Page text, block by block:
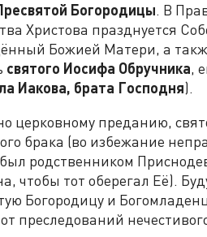
Богородицы. В
Христова празднуется
Божией Матери, а
святого Иосифа Обручника,
Иакова, брата Господня).
церковному преданию,
брака (во избежание
родственником
чтобы тот оберегал Её).
Богородицу и
преследований